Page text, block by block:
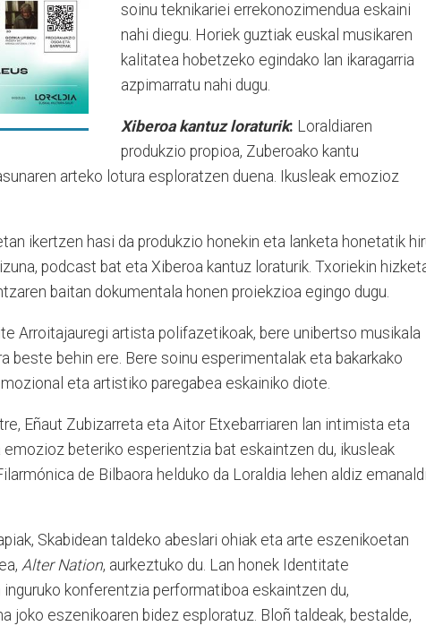
soinu teknikariei errekonozimendua eskaini
nahi diegu. Horiek guztiak euskal musikaren
kalitatea hobetzeko egindako lan ikaragarria
azpimarratu nahi dugu.
Xiberoa kantuz loraturik: Loraldiaren
produkzio propioa, Zuberoako kantu
arteko lotura esploratzen duena. Ikusleak emozioz
ikertzen hasi da produkzio honekin eta lanketa honetatik
podcast bat eta Xiberoa kantuz loraturik. Txoriekin
baitan dokumentala honen proiekzioa egingo dugu.
Arroitajauregi artista polifazetikoak, bere unibertso musikala
beste behin ere. Bere soinu esperimentalak eta bakarkako
eta artistiko paregabea eskainiko diote.
Eñaut Zubizarreta eta Aitor Etxebarriaren lan intimista eta
emozioz beteriko esperientzia bat eskaintzen du, ikusleak
de Bilbaora helduko da Loraldia lehen aldiz
Skabidean taldeko abeslari ohiak eta arte eszenikoetan
Alter Nation, aurkeztuko du. Lan honek Identitate
konferentzia performatiboa eskaintzen du,
joko eszenikoaren bidez esploratuz. Bloñ taldeak, bestalde,